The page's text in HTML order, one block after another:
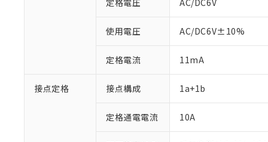
定格電圧 AC/DC6V
使用電圧 AC/DC6V±10%
定格電流 11mA
接点定格 接点構成 1a+1b
定格通電電流 10A
以下の条件をお読
当社制御機
のであり、
非該当品：ライセ
仕入先様の事情に
があります。
鉛(Pb) 1000ppm以下、
ル（DBP） 1000ppm以
フタル酸エステル類の
「○」：最大均質
「×」：最大均質
「－」：未確認で
*中国RoHS10物質の基
Pb(鉛) :1000ppm、
Cr(Ⅵ)(六価クロム) :
DBP(フタル酸ジブチル
DEHP(フタル酸ビス(2-
などの必要
ます。
置等に一切
記
説明